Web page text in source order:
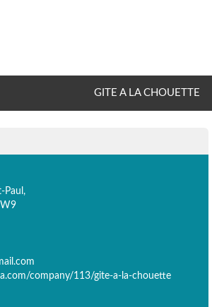
GITE A LA CHOUETTE
Paul,
company/113/gite-a-la-chouette